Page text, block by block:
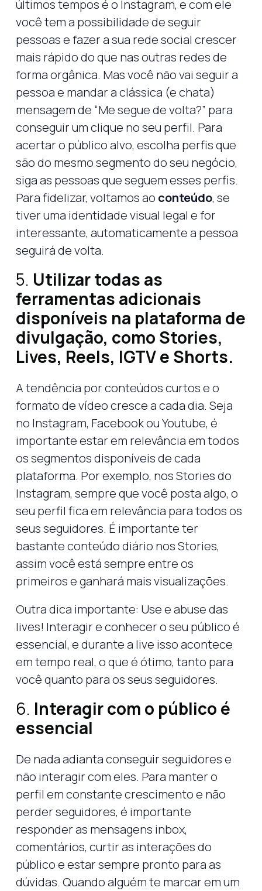
últimos tempos é o Instagram, e com ele
você tem a possibilidade de seguir
pessoas e fazer a sua rede social crescer
mais rápido do que nas outras redes de
forma orgânica. Mas você não vai seguir a
pessoa e mandar a clássica (e chata)
mensagem de “Me segue de volta?” para
conseguir um clique no seu perfil. Para
acertar o público alvo, escolha perfis que
são do mesmo segmento do seu negócio,
siga as pessoas que seguem esses perfis.
Para fidelizar, voltamos ao conteúdo, se
tiver uma identidade visual legal e for
interessante, automaticamente a pessoa
seguirá de volta.
5. Utilizar todas as
ferramentas adicionais
disponíveis na plataforma de
divulgação, como Stories,
Lives, Reels, IGTV e Shorts.
A tendência por conteúdos curtos e o
formato de vídeo cresce a cada dia. Seja
no Instagram, Facebook ou Youtube, é
importante estar em relevância em todos
os segmentos disponíveis de cada
plataforma. Por exemplo, nos Stories do
Instagram, sempre que você posta algo, o
seu perfil fica em relevância para todos os
seus seguidores. É importante ter
bastante conteúdo diário nos Stories,
assim você está sempre entre os
primeiros e ganhará mais visualizações.
Outra dica importante: Use e abuse das
lives! Interagir e conhecer o seu público é
essencial, e durante a live isso acontece
em tempo real, o que é ótimo, tanto para
você quanto para os seus seguidores.
6. Interagir com o público é
essencial
De nada adianta conseguir seguidores e
não interagir com eles. Para manter o
perfil em constante crescimento e não
perder seguidores, é importante
responder as mensagens inbox,
comentários, curtir as interações do
público e estar sempre pronto para as
dúvidas. Quando alguém te marcar em um